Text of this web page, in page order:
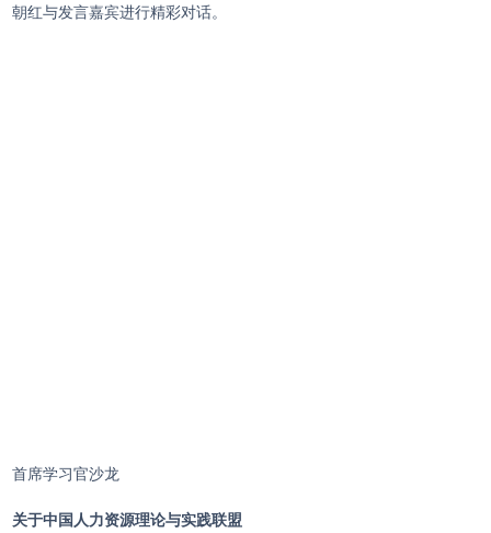
朝红与发言嘉宾进行精彩对话。
首席学习官沙龙
关于中国人力资源理论与实践联盟